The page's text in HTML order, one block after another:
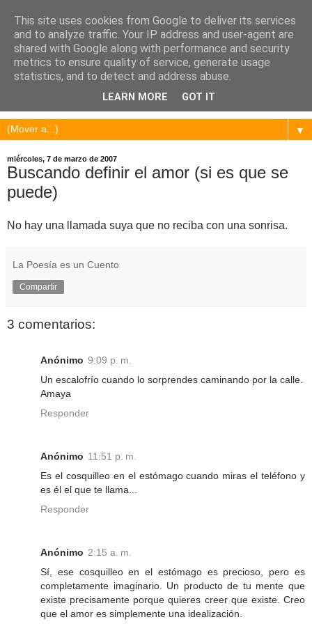
▼
miércoles, 7 de marzo de 2007
Buscando definir el amor (si es que se
puede)
No hay una llamada suya que no reciba con una sonrisa.
La Poesía es un Cuento
Compartir
3 comentarios:
Anónimo 9:09 p. m.
Un escalofrío cuando lo sorprendes caminando por la calle.
Amaya
Responder
Anónimo 11:51 p. m.
Es el cosquilleo en el estómago cuando miras el teléfono y
es él el que te llama...
Responder
Anónimo 2:15 a. m.
Sí, ese cosquilleo en el estómago es precioso, pero es
completamente imaginario. Un producto de tu mente que
existe precisamente porque quieres creer que existe. Creo
que el amor es simplemente una idealización.
This site uses cookies from Google to deliver its services
and to analyze traffic. Your IP address and user-agent are
shared with Google along with performance and security
metrics to ensure quality of service, generate usage
statistics, and to detect and address abuse.
LEARN MORE GOT IT